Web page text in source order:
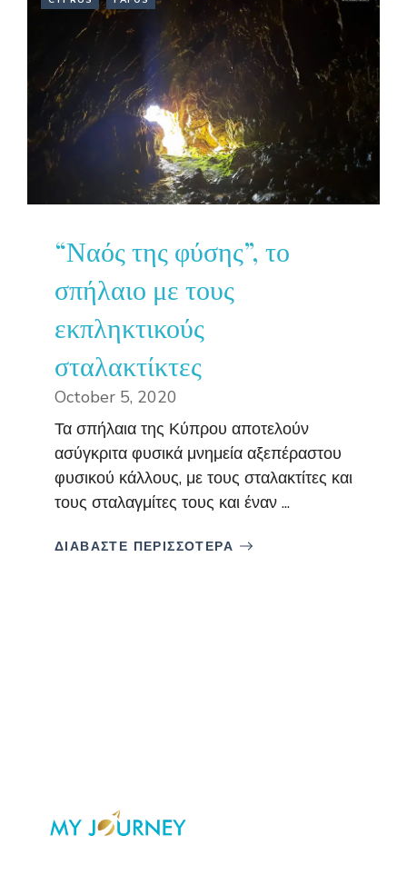
“Ναός της φύσης”, το
σπήλαιο με τους
εκπληκτικούς
σταλακτίκτες
October 5, 2020
Τα σπήλαια της Κύπρου αποτελούν
ασύγκριτα φυσικά μνημεία αξεπέραστου
φυσικού κάλλους, με τους σταλακτίτες και
τους σταλαγμίτες τους και έναν ...
ΔΙΑΒΑΣΤΕ ΠΕΡΙΣΣΟΤΕΡΑ